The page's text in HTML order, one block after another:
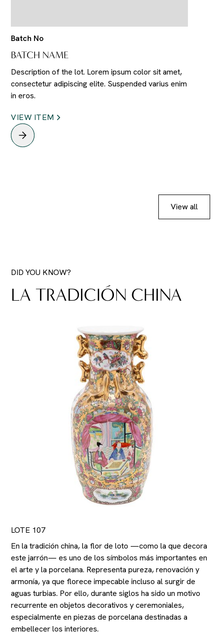
Batch No
BATCH NAME
Description of the lot. Lorem ipsum color sit amet,
consectetur adipiscing elite. Suspended varius enim
in eros.
VIEW ITEM
View all
DID YOU KNOW?
LA TRADICIÓN CHINA
LOTE 107
En la tradición china, la flor de loto —como la que decora
este jarrón— es uno de los símbolos más importantes en
el arte y la porcelana. Representa pureza, renovación y
armonía, ya que florece impecable incluso al surgir de
aguas turbias. Por ello, durante siglos ha sido un motivo
recurrente en objetos decorativos y ceremoniales,
especialmente en piezas de porcelana destinadas a
embellecer los interiores.